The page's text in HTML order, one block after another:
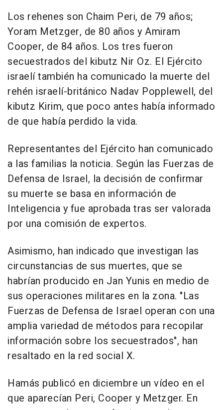
Los rehenes son Chaim Peri, de 79 años;
Yoram Metzger, de 80 años y Amiram
Cooper, de 84 años. Los tres fueron
secuestrados del kibutz Nir Oz. El Ejército
israelí también ha comunicado la muerte del
rehén israelí-británico Nadav Popplewell, del
kibutz Kirim, que poco antes había informado
de que había perdido la vida.
Representantes del Ejército han comunicado
a las familias la noticia. Según las Fuerzas de
Defensa de Israel, la decisión de confirmar
su muerte se basa en información de
Inteligencia y fue aprobada tras ser valorada
por una comisión de expertos.
Asimismo, han indicado que investigan las
circunstancias de sus muertes, que se
habrían producido en Jan Yunis en medio de
sus operaciones militares en la zona. "Las
Fuerzas de Defensa de Israel operan con una
amplia variedad de métodos para recopilar
información sobre los secuestrados", han
resaltado en la red social X.
Hamás publicó en diciembre un vídeo en el
que aparecían Peri, Cooper y Metzger. En